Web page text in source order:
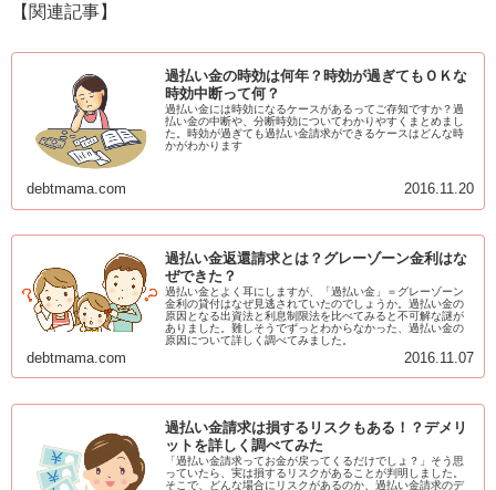
【関連記事】
過払い金の時効は何年？時効が過ぎてもＯＫな
時効中断って何？
過払い金には時効になるケースがあるってご存知ですか？過
払い金の中断や、分断時効についてわかりやすくまとめまし
た。時効が過ぎても過払い金請求ができるケースはどんな時
かがわかります
debtmama.com 2016.11.20
過払い金返還請求とは？グレーゾーン金利はな
ぜできた？
過払い金とよく耳にしますが、「過払い金」＝グレーゾーン
金利の貸付はなぜ見逃されていたのでしょうか。過払い金の
原因となる出資法と利息制限法を比べてみると不可解な謎が
ありました。難しそうでずっとわからなかった、過払い金の
原因について詳しく調べてみました。
debtmama.com 2016.11.07
過払い金請求は損するリスクもある！？デメリ
ットを詳しく調べてみた
「過払い金請求ってお金が戻ってくるだけでしょ？」そう思
っていたら、実は損するリスクがあることが判明しました。
そこで、どんな場合にリスクがあるのか、過払い金請求のデ